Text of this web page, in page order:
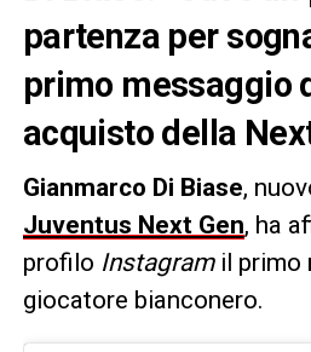
partenza per
primo messaggio
acquisto della
Gianmarco Di Biase,
Juventus Next Gen, ha
profilo Instagramil primo
giocatore bianconero.